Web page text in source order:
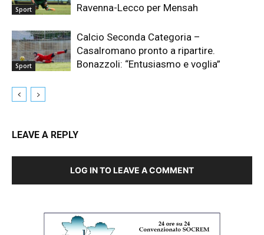
Sport Ravenna-Lecco per Mensah
Sport
Calcio Seconda Categoria –
Casalromano pronto a ripartire.
Bonazzoli: “Entusiasmo e voglia”
LEAVE A REPLY
LOG IN TO LEAVE A COMMENT